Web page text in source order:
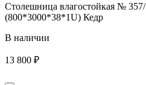
Столешница влагостойкая №
(800*3000*38*1U) Кедр
В наличии
13 800 ₽